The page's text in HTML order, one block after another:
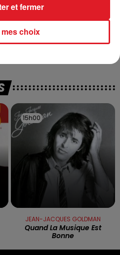
PERD LA VIE, NOYÉ À
15h00
15h00
JEAN-JACQUES GOLDMAN
Quand La Musique Est
Bonne
mes choix
et fermer